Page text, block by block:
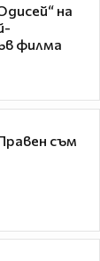
на
филма
съм